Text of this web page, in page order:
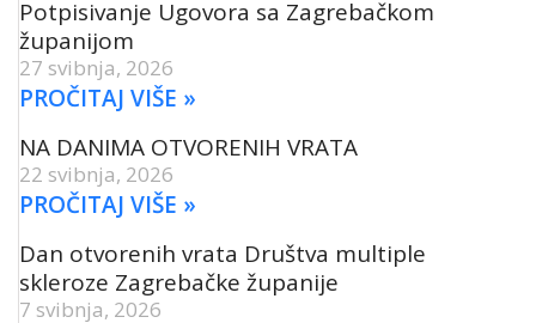
Potpisivanje Ugovora sa Zagrebačkom
županijom
27 svibnja, 2026
PROČITAJ VIŠE »
NA DANIMA OTVORENIH VRATA
22 svibnja, 2026
PROČITAJ VIŠE »
Dan otvorenih vrata Društva multiple
skleroze Zagrebačke županije
7 svibnja, 2026